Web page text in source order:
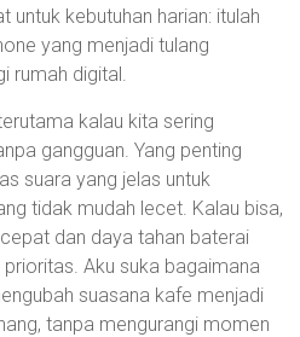
untuk kebutuhan harian: itulah
yang menjadi tulang
rumah digital.
kalau kita sering
gangguan. Yang penting
suara yang jelas untuk
tidak mudah lecet. Kalau bisa,
dan daya tahan baterai
Aku suka bagaimana
suasana kafe menjadi
tanpa mengurangi momen